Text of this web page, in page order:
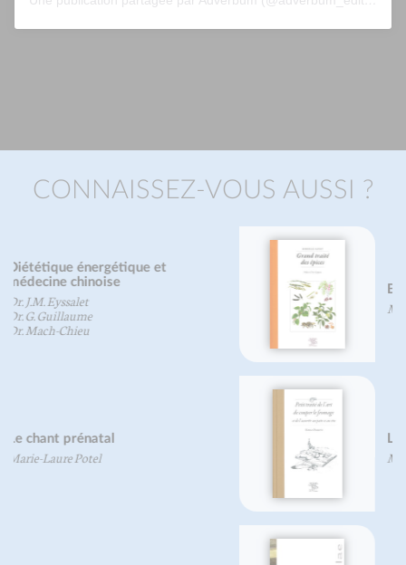
CONNAISSEZ-VOUS AUSSI ?
Big Treatise on Spices
L'art de couper le fromage